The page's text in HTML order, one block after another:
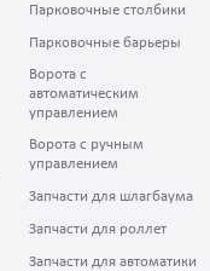
Парковочные столбики
Парковочные барьеры
Ворота с
автоматическим
управлением
Ворота с ручным
управлением
Запчасти для шлагбаума
Запчасти для роллет
Запчасти для автоматики